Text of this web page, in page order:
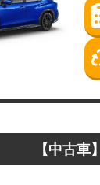
【中古